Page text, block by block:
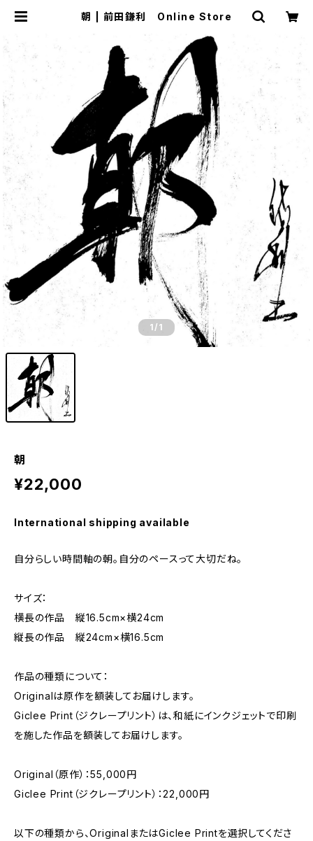
朝 | 前田鎌利 Online Store
1/1
朝
¥22,000
International shipping available
自分らしい時間軸の朝。自分のペースって大切だね。
サイズ：
横長の作品 縦16.5cm×横24cm
縦長の作品 縦24cm×横16.5cm
作品の種類について：
Originalは原作を額装してお届けします。
Giclee Print（ジクレープリント）は、和紙にインクジェットで印刷
を施した作品を額装してお届けします。
Original（原作）：55,000円
Giclee Print（ジクレープリント）：22,000円
以下の種類から、OriginalまたはGiclee Printを選択してくださ